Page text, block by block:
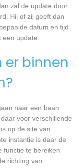
zal de update door
Hij of zij geeft dan
datum en tijd
een update.
er binnen
naar een baan
voor verschillende
op de site van
instantie is daar de
functie te bereiken
richting van